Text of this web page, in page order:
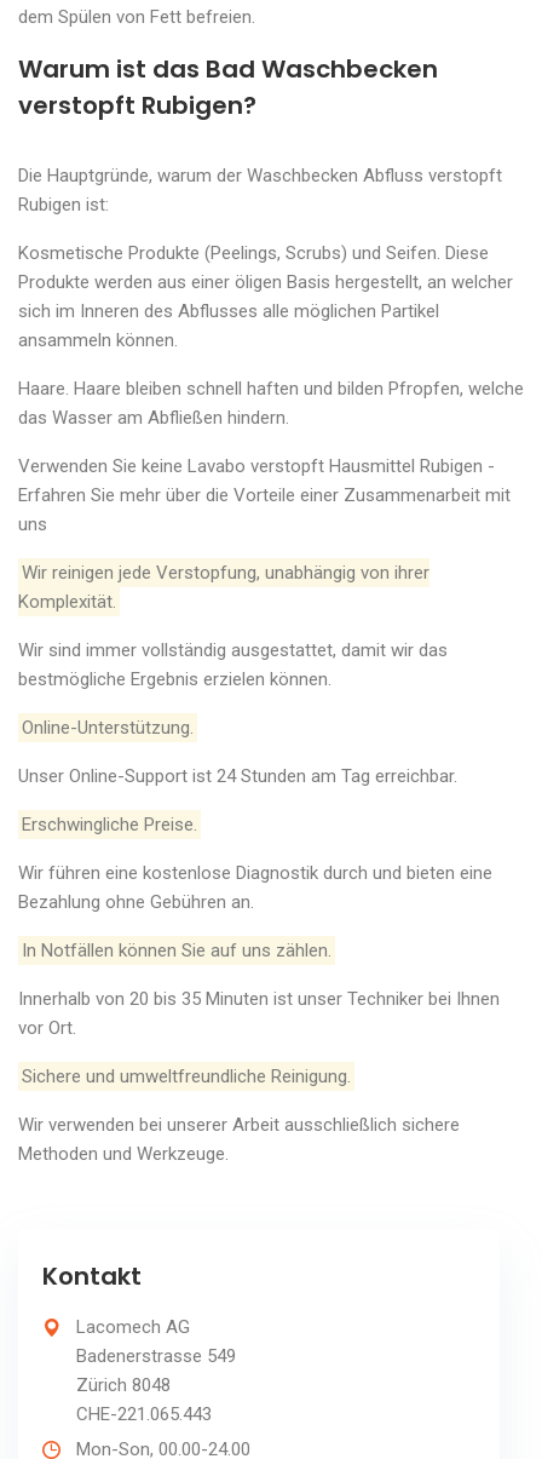
dem Spülen von Fett befreien.
Warum ist das Bad Waschbecken
verstopft Rubigen?
Die Hauptgründe, warum der Waschbecken Abfluss verstopft
Rubigen ist:
Kosmetische Produkte (Peelings, Scrubs) und Seifen. Diese
Produkte werden aus einer öligen Basis hergestellt, an welcher
sich im Inneren des Abflusses alle möglichen Partikel
ansammeln können.
Haare. Haare bleiben schnell haften und bilden Pfropfen, welche
das Wasser am Abfließen hindern.
Verwenden Sie keine Lavabo verstopft Hausmittel Rubigen -
Erfahren Sie mehr über die Vorteile einer Zusammenarbeit mit
uns
Wir reinigen jede Verstopfung, unabhängig von ihrer
Komplexität.
Wir sind immer vollständig ausgestattet, damit wir das
bestmögliche Ergebnis erzielen können.
Online-Unterstützung.
Unser Online-Support ist 24 Stunden am Tag erreichbar.
Erschwingliche Preise.
Wir führen eine kostenlose Diagnostik durch und bieten eine
Bezahlung ohne Gebühren an.
In Notfällen können Sie auf uns zählen.
Innerhalb von 20 bis 35 Minuten ist unser Techniker bei Ihnen
vor Ort.
Sichere und umweltfreundliche Reinigung.
Wir verwenden bei unserer Arbeit ausschließlich sichere
Methoden und Werkzeuge.
Kontakt
Lacomech AG
Badenerstrasse 549
Zürich 8048
CHE-221.065.443
Mon-Son, 00.00-24.00